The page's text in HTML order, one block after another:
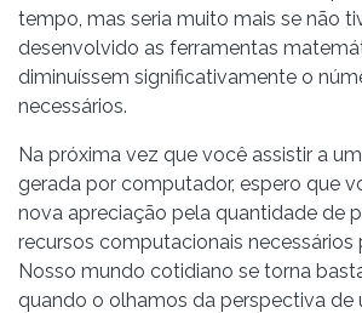
tempo, mas seria muito mais se não
desenvolvido as ferramentas
diminuíssem significativamente o
necessários.
Na próxima vez que você assistir a
gerada por computador, espero que
nova apreciação pela quantidade de
recursos computacionais necessários
Nosso mundo cotidiano se torna
quando o olhamos da perspectiva de